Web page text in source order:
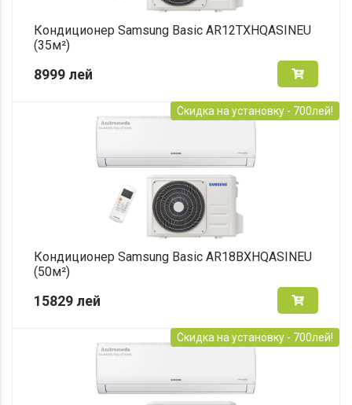
Кондиционер Samsung Basic AR12TXHQASINEU
(35м²)
8999 лей
Скидка на установку - 700лей!
Кондиционер Samsung Basic AR18BXHQASINEU
(50м²)
15829 лей
Скидка на установку - 700лей!